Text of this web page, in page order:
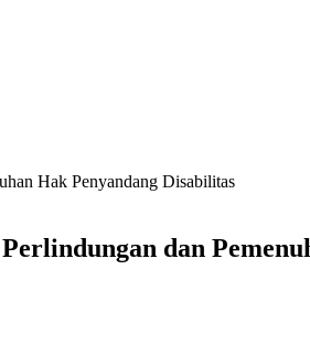
Hak Penyandang Disabilitas
dan